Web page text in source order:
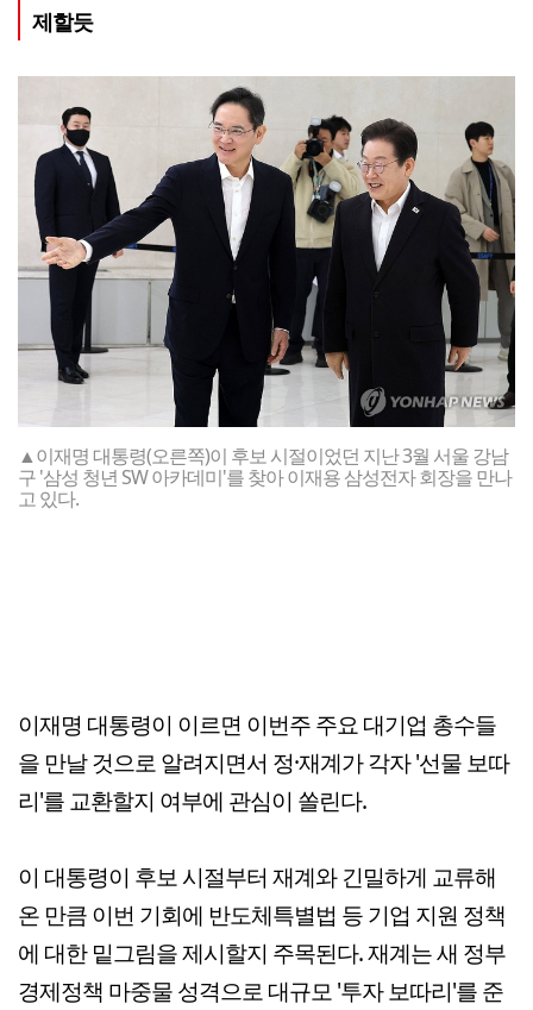
제할듯
▲이재명 대통령(오른쪽)이 후보 시절이었던 지난 3월 서울 강남
구 '삼성 청년 SW 아카데미'를 찾아 이재용 삼성전자 회장을 만나
고 있다.
이재명 대통령이 이르면 이번주 주요 대기업 총수들
을 만날 것으로 알려지면서 정·재계가 각자 '선물 보따
리'를 교환할지 여부에 관심이 쏠린다.
이 대통령이 후보 시절부터 재계와 긴밀하게 교류해
온 만큼 이번 기회에 반도체특별법 등 기업 지원 정책
에 대한 밑그림을 제시할지 주목된다. 재계는 새 정부
경제정책 마중물 성격으로 대규모 '투자 보따리'를 준